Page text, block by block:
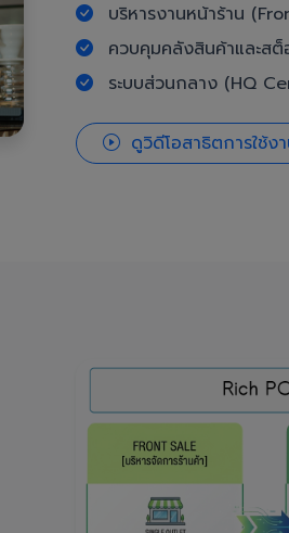
บริหารงานหน้าร้าน
ควบคุมคลังสินค้าและสต็
ระบบส่วนกลาง (HQ
ดูวิดีโอสาธิตการใช้